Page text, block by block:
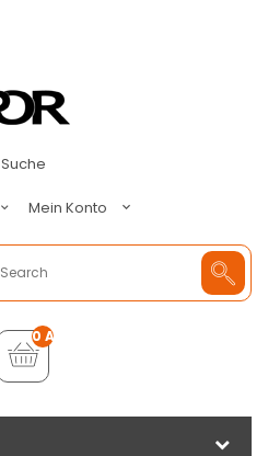
Suche
Mein Konto
0 Artikel - €0,00